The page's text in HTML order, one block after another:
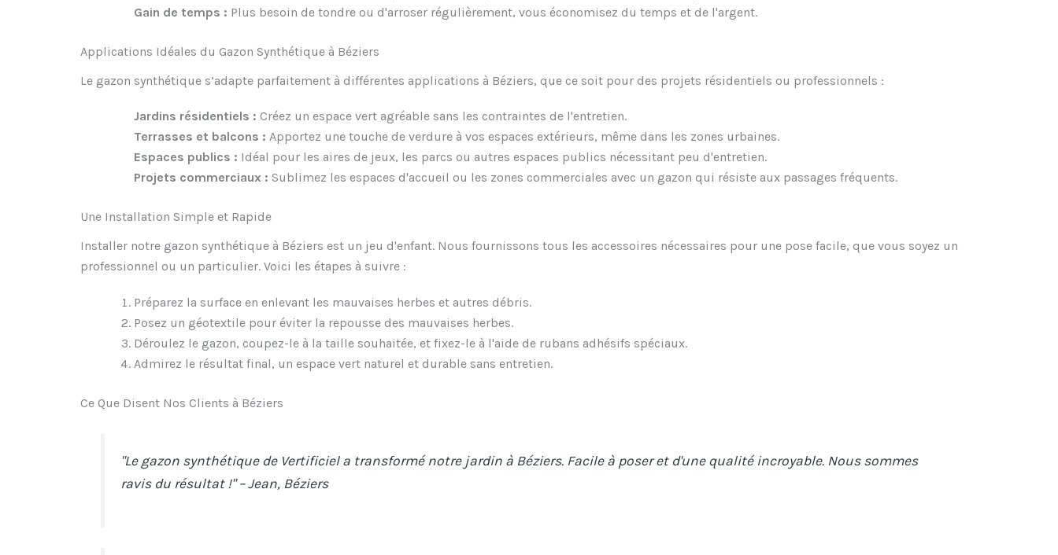
Gain de temps : Plus besoin de tondre ou d'arroser régulièrement, vous économisez du temps et de l'argent.
Applications Idéales du Gazon Synthétique à Béziers
Le gazon synthétique s’adapte parfaitement à différentes applications à Béziers, que ce soit pour des projets résidentiels ou professionnels :
Jardins résidentiels : Créez un espace vert agréable sans les contraintes de l'entretien.
Terrasses et balcons : Apportez une touche de verdure à vos espaces extérieurs, même dans les zones urbaines.
Espaces publics : Idéal pour les aires de jeux, les parcs ou autres espaces publics nécessitant peu d'entretien.
Projets commerciaux : Sublimez les espaces d'accueil ou les zones commerciales avec un gazon qui résiste aux passages fréquents.
Une Installation Simple et Rapide
Installer notre gazon synthétique à Béziers est un jeu d'enfant. Nous fournissons tous les accessoires nécessaires pour une pose facile, que vous soyez un
professionnel ou un particulier. Voici les étapes à suivre :
Préparez la surface en enlevant les mauvaises herbes et autres débris.
Posez un géotextile pour éviter la repousse des mauvaises herbes.
Déroulez le gazon, coupez-le à la taille souhaitée, et fixez-le à l'aide de rubans adhésifs spéciaux.
Admirez le résultat final, un espace vert naturel et durable sans entretien.
Ce Que Disent Nos Clients à Béziers
"Le gazon synthétique de Vertificiel a transformé notre jardin à Béziers. Facile à poser et d'une qualité incroyable. Nous sommes
ravis du résultat !" – Jean, Béziers